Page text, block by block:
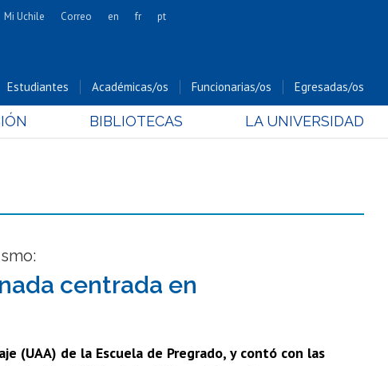
Cs. Forestales y Conservación
Cs. Sociales
Bachillerato
Mi Uchile Correo en fr pt
Estudiantes Académicas/os Funcionarias/os Egresadas/os
BIBLIOTECAS LA UNIVERSIDAD
centrada en
(UAA) de la Escuela de Pregrado, y contó con las